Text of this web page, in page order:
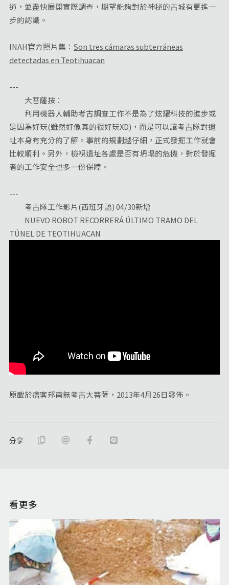
道，並盡快展開實際調查，期望能夠對於神秘的古城有更進一
步的認識。
INAH官方照片集： Son tres cámaras subterráneas
detectadas en Teotihuacan
---
大菩薩按：
利用機器人輔助考古調查工作不是為了炫耀科技的進步或
是因為好玩(雖然好像真的很好玩XD)，而是可以讓考古隊對遺
址本身有充分的了解。事前的規劃越仔細，正式發掘工作就會
比較順利。另外，檢視遺址各處是否有坍塌的危機，對於發掘
者的工作安全也多一份保障。
---
考古隊工作影片(西班牙語) 04/30新增
NUEVO ROBOT RECORRERÁ ÚLTIMO TRAMO DEL
TÚNEL DE TEOTIHUACAN
原載於痞客邦南無考古大菩薩，2013年4月26日發佈。
分享
看更多